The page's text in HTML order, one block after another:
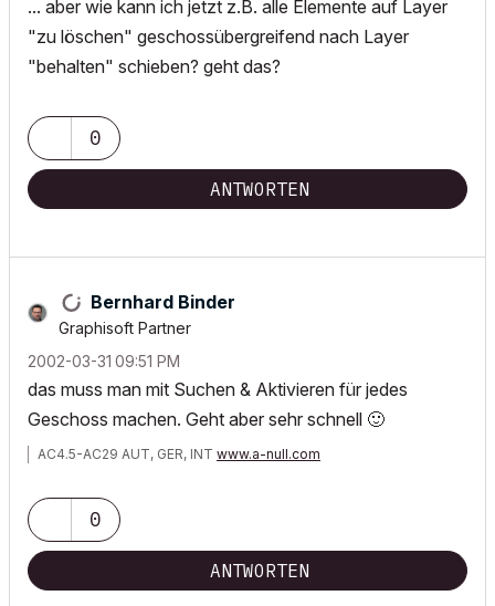
... aber wie kann ich jetzt z.B. alle Elemente auf Layer
"zu löschen" geschossübergreifend nach Layer
"behalten" schieben? geht das?
0
ANTWORTEN
Bernhard Binder
Graphisoft Partner
‎2002-03-31 09:51 PM
das muss man mit Suchen & Aktivieren für jedes
Geschoss machen. Geht aber sehr schnell 🙂
AC4.5-AC29 AUT, GER, INT www.a-null.com
0
ANTWORTEN